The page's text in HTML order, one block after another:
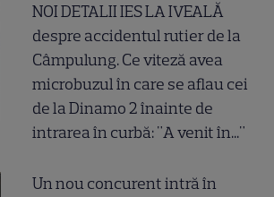
NOI DETALII IES LA IVEALĂ
despre accidentul rutier de la
Câmpulung. Ce viteză avea
microbuzul în care se aflau cei
de la Dinamo 2 înainte de
intrarea în curbă: "A venit în..."
Un nou concurent intră în